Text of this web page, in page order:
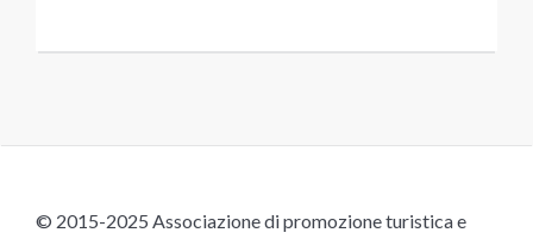
© 2015-2025 Associazione di promozione turistica e